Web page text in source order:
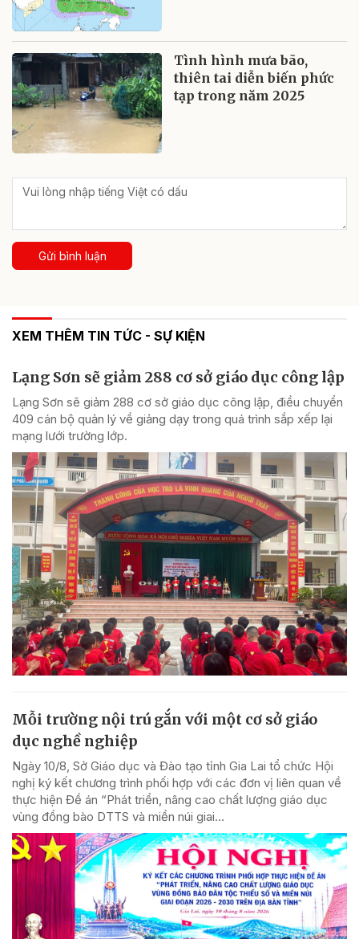
Tình hình mưa bão,
thiên tai diễn biến phức
tạp trong năm 2025
Gửi bình luận
XEM THÊM TIN TỨC - SỰ KIỆN
Lạng Sơn sẽ giảm 288 cơ sở giáo dục công lập
Lạng Sơn sẽ giảm 288 cơ sở giáo dục công lập, điều chuyển
409 cán bộ quản lý về giảng dạy trong quá trình sắp xếp lại
mạng lưới trường lớp.
Mỗi trường nội trú gắn với một cơ sở giáo
dục nghề nghiệp
Ngày 10/8, Sở Giáo dục và Đào tạo tỉnh Gia Lai tổ chức Hội
nghị ký kết chương trình phối hợp với các đơn vị liên quan về
thực hiện Đề án “Phát triển, nâng cao chất lượng giáo dục
vùng đồng bào DTTS và miền núi giai...